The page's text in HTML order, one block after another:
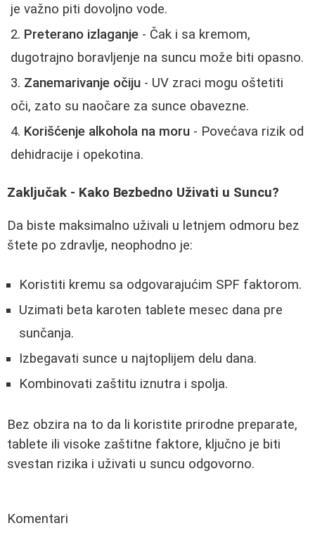
je važno piti dovoljno vode.
Preterano izlaganje - Čak i sa kremom,
dugotrajno boravljenje na suncu može biti opasno.
Zanemarivanje očiju - UV zraci mogu oštetiti
oči, zato su naočare za sunce obavezne.
Korišćenje alkohola na moru - Povećava rizik od
dehidracije i opekotina.
Zaključak - Kako Bezbedno Uživati u Suncu?
Da biste maksimalno uživali u letnjem odmoru bez
štete po zdravlje, neophodno je:
Koristiti kremu sa odgovarajućim SPF faktorom.
Uzimati beta karoten tablete mesec dana pre
sunčanja.
Izbegavati sunce u najtoplijem delu dana.
Kombinovati zaštitu iznutra i spolja.
Bez obzira na to da li koristite prirodne preparate,
tablete ili visoke zaštitne faktore, ključno je biti
svestan rizika i uživati u suncu odgovorno.
Komentari